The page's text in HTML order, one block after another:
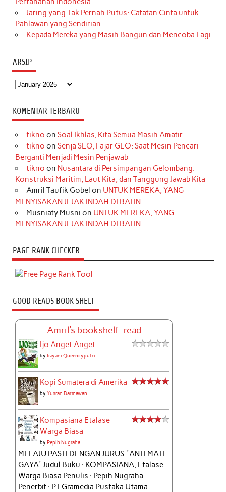
Jaring yang Tak Pernah Putus: Catatan Cinta untuk
Pahlawan yang Sendirian
Kepada Mereka yang Masih Bangun dan Mencoba Lagi
ARSIP
Arsip
KOMENTAR TERBARU
tikno on Soal Ikhlas, Kita Semua Masih Amatir
tikno on Senja SEO, Fajar GEO: Saat Mesin Pencari
Berganti Menjadi Mesin Penjawab
tikno on Nusantara di Persimpangan Gelombang:
Konstruksi Maritim, Laut Kita, dan Tanggung Jawab Kita
Amril Taufik Gobel on UNTUK MEREKA, YANG
MENYISAKAN JEJAK INDAH DI BATIN
Musniaty Musni on UNTUK MEREKA, YANG
MENYISAKAN JEJAK INDAH DI BATIN
PAGE RANK CHECKER
GOOD READS BOOK SHELF
Amril's bookshelf: read
Ijo Anget Anget
byIrayani Queencyputri
Kopi Sumatera di Amerika
byYusran Darmawan
Kompasiana Etalase
Warga Biasa
byPepih Nugraha
MELAJU PASTI DENGAN JURUS "ANTI MATI
GAYA" Judul Buku : KOMPASIANA, Etalase
Warga Biasa Penulis : Pepih Nugraha
Penerbit : PT Gramedia Pustaka Utama